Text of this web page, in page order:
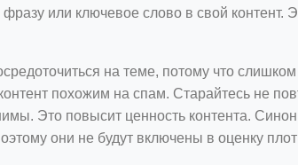
или ключевое слово в свой контент.
на теме, потому что
похожим на спам. Старайтесь не
Это повысит ценность контента.
они не будут включены в оценку